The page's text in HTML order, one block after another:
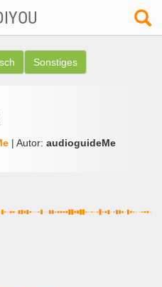
Sonstiges
| Autor: audioguideMe